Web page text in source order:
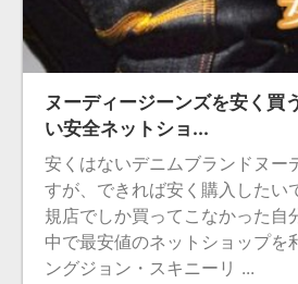
ヌーディージーンズを安く買
い安全ネットショ...
安くはないデニムブランドヌー
すが、できれば安く購入したい
規店でしか買ってこなかった自
中で最安値のネットショップを
ングジョン・スキニーリ ...